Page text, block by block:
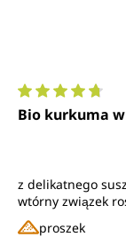
Średnia ocena
Bio kurkuma
z delikatnego
wtórny związek
ekologicznych
proszek